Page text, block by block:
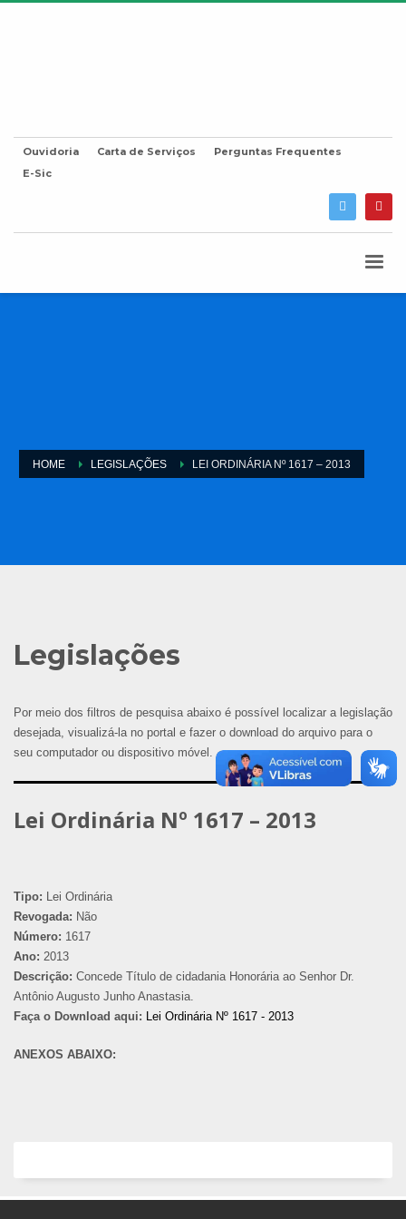
Ouvidoria Carta de Serviços
Perguntas Frequentes
E-Sic
HOME LEGISLAÇÕES LEI ORDINÁRIA Nº 1617 – 2013
Legislações
Por meio dos filtros de pesquisa abaixo é possível localizar a legislação
desejada, visualizá-la no portal e fazer o download do arquivo para o
seu computador ou dispositivo móvel.
Lei Ordinária Nº 1617 – 2013
Tipo: Lei Ordinária
Revogada: Não
Número: 1617
Ano: 2013
Descrição: Concede Título de cidadania Honorária ao Senhor Dr.
Antônio Augusto Junho Anastasia.
Faça o Download aqui: Lei Ordinária Nº 1617 - 2013
ANEXOS ABAIXO: